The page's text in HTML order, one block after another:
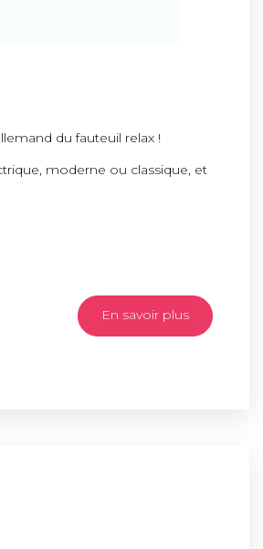
du fauteuil relax !
moderne ou classique, et
En savoir plus